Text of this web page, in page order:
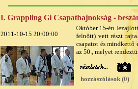
I. Grappling Gi Csapatbajnokság -
2011-10-15 20:00:00
Október 15-én
felnőtt) vett részt
csapatot és mindkettő
az 50., melyet
hozzászólások (0)